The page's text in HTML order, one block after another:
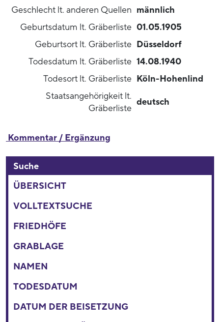
Geschlecht lt. anderen Quellen männlich
Geburtsdatum lt. Gräberliste 01.05.1905
Geburtsort lt. Gräberliste Düsseldorf
Todesdatum lt. Gräberliste 14.08.1940
Todesort lt. Gräberliste Köln-Hohenlind
Staatsangehörigkeit lt.
Gräberliste
deutsch
Kommentar / Ergänzung
Suche
ÜBERSICHT
VOLLTEXTSUCHE
FRIEDHÖFE
GRABLAGE
NAMEN
TODESDATUM
DATUM DER BEISETZUNG